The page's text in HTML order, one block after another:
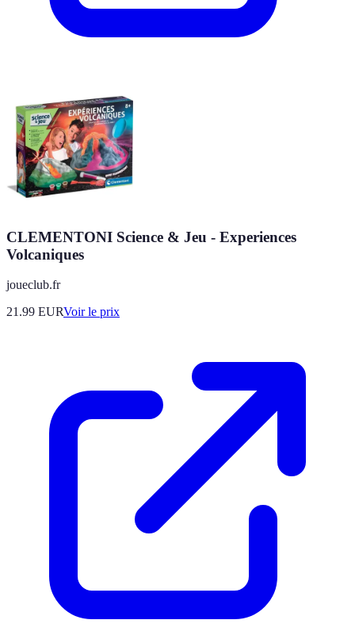
CLEMENTONI Science & Jeu - Experiences
Volcaniques
joueclub.fr
21.99 EURVoir le prix